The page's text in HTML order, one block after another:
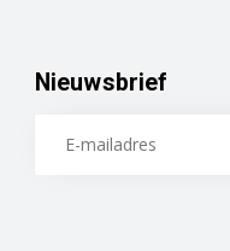
Nieuwsbrief